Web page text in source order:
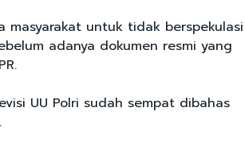
masyarakat untuk tidak berspekulasi
adanya dokumen resmi yang
UU Polri sudah sempat dibahas